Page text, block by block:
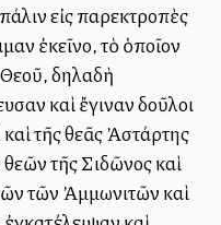
εἰς παρεκτροπὲς
ἐκεῖνο, τὸ ὁποῖον
Θεοῦ, δηλαδὴ
καὶ ἔγιναν δοῦλοι
τῆς θεᾶς Ἀστάρτης
τῆς Σιδῶνος καὶ
τῶν Ἀμμωνιτῶν καὶ